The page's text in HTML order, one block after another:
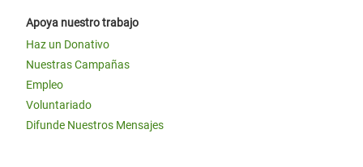
Apoya nuestro trabajo
Haz un Donativo
Nuestras Campañas
Empleo
Voluntariado
Difunde Nuestros Mensajes